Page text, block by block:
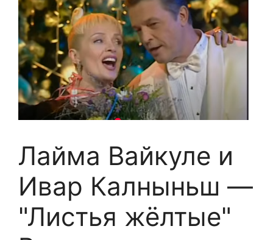
Лайма Вайкуле и
Ивар Калныньш —
"Листья жёлтые"